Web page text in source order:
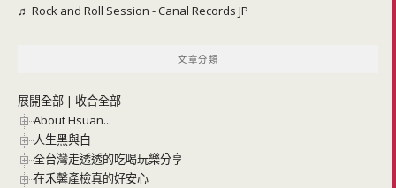
♬ Rock and Roll Session - Canal Records JP
文章分類
展開全部 | 收合全部
About Hsuan...
人生黑與白
全台灣走透透的吃喝玩樂分享
在禾馨產檢真的好安心